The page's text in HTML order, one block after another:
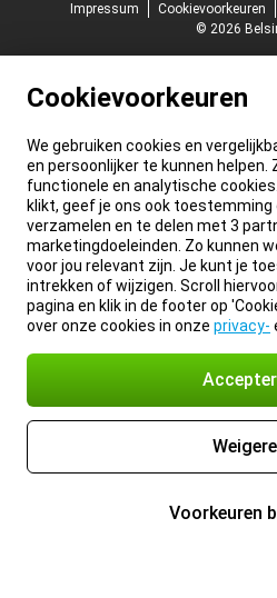
Impressum
Cookievoorkeuren
© 2026
Cookievoorkeuren
We gebruiken cookies en
en persoonlijker te kunnen helpen.
functionele en analytische
klikt, geef je ons ook
verzamelen en te delen met 3
marketingdoeleinden. Zo kunnen
voor jou relevant zijn. Je kunt je
intrekken of wijzigen. Scroll
pagina en klik in de footer op
over onze cookies in onze privacy-
Voorkeuren